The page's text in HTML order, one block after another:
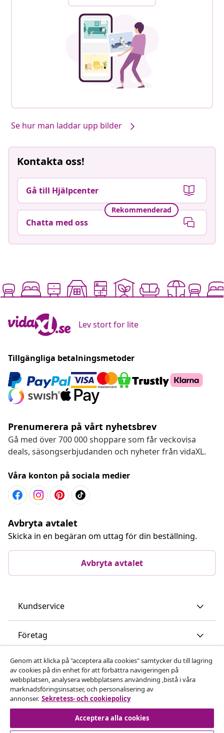
Se hur man laddar upp bilder
Kontakta oss!
Gå till Hjälpcenter
Rekommenderad
Chatta med oss
Lev stort for lite
Tillgängliga betalningsmetoder
Prenumerera på vårt nyhetsbrev
Gå med över 700 000 shoppare som får veckovisa
deals, säsongserbjudanden och nyheter från vidaXL.
Våra konton på sociala medier
Avbryta avtalet
Skicka in en begäran om uttag för din beställning.
Avbryta avtalet
Kundservice
Företag
vidaXL
Upptäck mer
Genom att klicka på "acceptera alla cookies" samtycker du till lagring
av cookies på din enhet för att förbättra navigeringen på
webbplatsen, analysera webbplatsens användning ,bistå i våra
marknadsföringsinsatser, och personalisering av
annonser. Sekretess- och cookiepolicy
Acceptera alla cookies